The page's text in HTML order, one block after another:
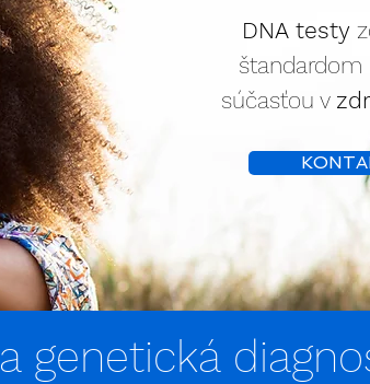
DNA testy
štandardom
súčasťou v
genetická